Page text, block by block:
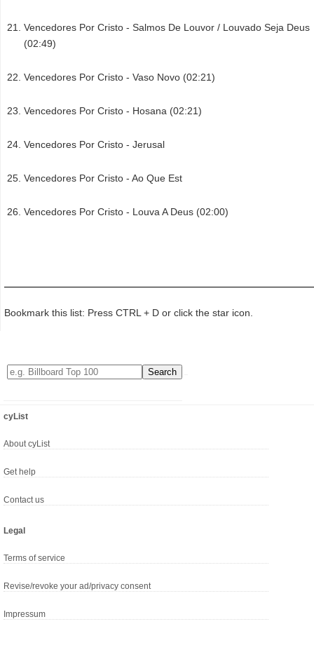
Vencedores Por Cristo - Salmos De Louvor / Louvado Seja Deus
(02:49)
Vencedores Por Cristo - Vaso Novo (02:21)
Vencedores Por Cristo - Hosana (02:21)
Vencedores Por Cristo - Jerusal
Vencedores Por Cristo - Ao Que Est
Vencedores Por Cristo - Louva A Deus (02:00)
Bookmark this list: Press CTRL + D or click the star icon.
cyList
About cyList
Get help
Contact us
Legal
Terms of service
Revise/revoke your ad/privacy consent
Impressum